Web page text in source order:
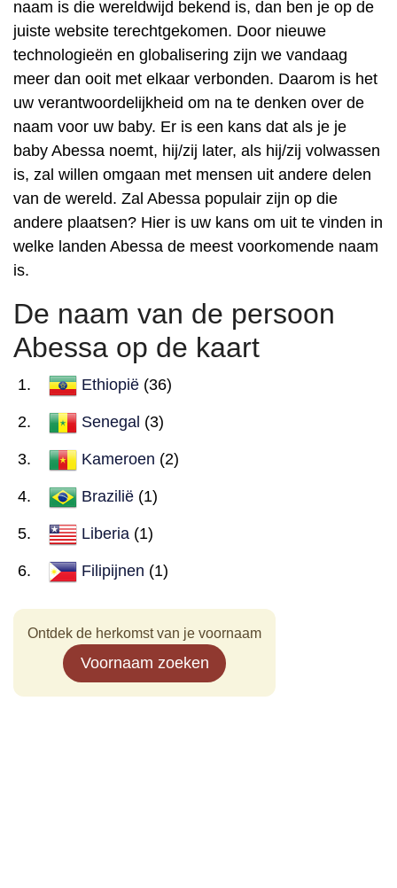
naam is die wereldwijd bekend is, dan ben je op de
juiste website terechtgekomen. Door nieuwe
technologieën en globalisering zijn we vandaag
meer dan ooit met elkaar verbonden. Daarom is het
uw verantwoordelijkheid om na te denken over de
naam voor uw baby. Er is een kans dat als je je
baby Abessa noemt, hij/zij later, als hij/zij volwassen
is, zal willen omgaan met mensen uit andere delen
van de wereld. Zal Abessa populair zijn op die
andere plaatsen? Hier is uw kans om uit te vinden in
welke landen Abessa de meest voorkomende naam
is.
De naam van de persoon
Abessa op de kaart
Ethiopië (36)
Senegal (3)
Kameroen (2)
Brazilië (1)
Liberia (1)
Filipijnen (1)
Ontdek de herkomst van je voornaam
Voornaam zoeken